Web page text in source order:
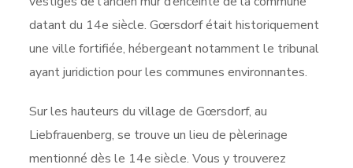
datant du 14e siècle. Gœrsdorf était historiquement
une ville fortifiée, hébergeant notamment le tribunal
ayant juridiction pour les communes environnantes.
Sur les hauteurs du village de Gœrsdorf, au
Liebfrauenberg, se trouve un lieu de pèlerinage
mentionné dès le 14e siècle. Vous y trouverez